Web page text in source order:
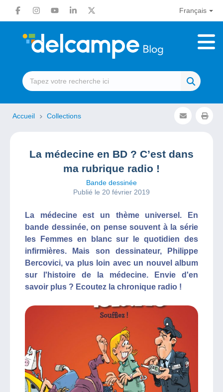
Français
Accueil Collections
La médecine en BD ? C’est dans
ma rubrique radio !
Bande dessinée
Publié le 20 février 2019
La médecine est un thème universel. En
bande dessinée, on pense souvent à la série
les Femmes en blanc sur le quotidien des
infirmières. Mais son dessinateur, Philippe
Bercovici, va plus loin avec un nouvel album
sur l'histoire de la médecine. Envie d'en
savoir plus ? Ecoutez la chronique radio !